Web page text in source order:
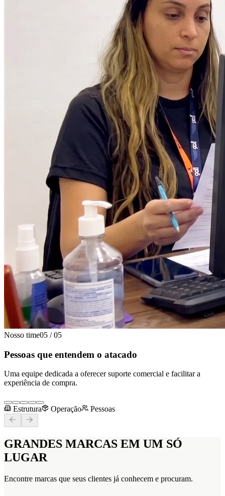
Nosso time05 / 05
Pessoas que entendem o atacado
Uma equipe dedicada a oferecer suporte comercial e facilitar a
experiência de compra.
Estrutura Operação Pessoas
GRANDES MARCAS EM UM SÓ
LUGAR
Encontre marcas que seus clientes já conhecem e procuram.